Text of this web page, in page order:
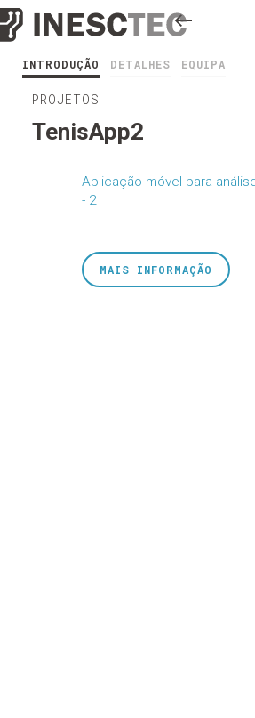
INTRODUÇÃO DETALHES EQUIPA
PROJETOS
TenisApp2
Aplicação móvel para
- 2
MAIS INFORMAÇÃO